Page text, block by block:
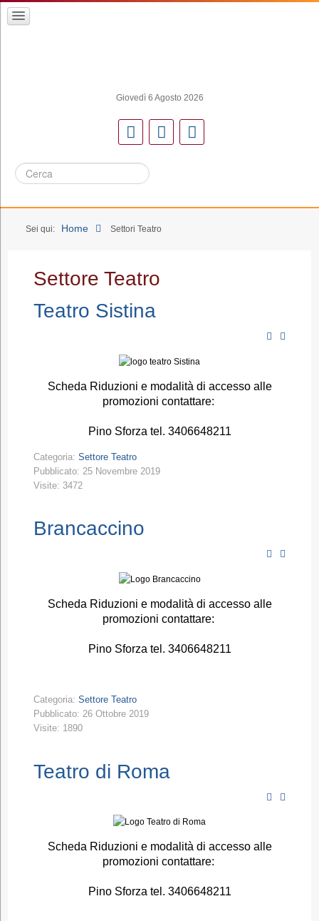
Giovedì 6 Agosto 2026
Cerca
Sei qui: Home Settori Teatro
Settore Teatro
Teatro Sistina
Scheda Riduzioni e modalità di accesso alle
promozioni contattare:
Pino Sforza tel. 3406648211
Categoria: Settore Teatro
Pubblicato: 25 Novembre 2019
Visite: 3472
Brancaccino
Scheda Riduzioni e modalità di accesso alle
promozioni contattare:
Pino Sforza tel. 3406648211
Categoria: Settore Teatro
Pubblicato: 26 Ottobre 2019
Visite: 1890
Teatro di Roma
Scheda Riduzioni e modalità di accesso alle
promozioni contattare:
Pino Sforza tel. 3406648211